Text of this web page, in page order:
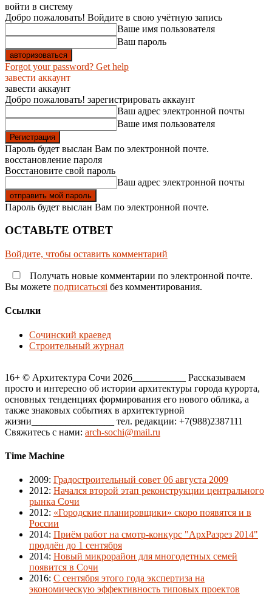
войти в систему
Добро пожаловать! Войдите в свою учётную запись
Ваше имя пользователя
Ваш пароль
Forgot your password? Get help
завести аккаунт
завести аккаунт
Добро пожаловать! зарегистрировать аккаунт
Ваш адрес электронной почты
Ваше имя пользователя
Пароль будет выслан Вам по электронной почте.
восстановление пароля
Восстановите свой пароль
Ваш адрес электронной почты
Пароль будет выслан Вам по электронной почте.
ОСТАВЬТЕ ОТВЕТ
Войдите, чтобы оставить комментарий
Получать новые комментарии по электронной почте.
Вы можете подписатьсяi без комментирования.
Ссылки
Сочинский краевед
Строительный журнал
16+ © Архитектура Сочи 2026___________ Рассказываем
просто и интересно об истории архитектуры города курорта,
основных тенденциях формирования его нового облика, а
также знаковых событиях в архитектурной
жизни_________________ тел. редакции: +7(988)2387111
Свяжитесь с нами: arch-sochi@mail.ru
Time Machine
2009: Градостроительный совет 06 августа 2009
2012: Начался второй этап реконструкции центрального
рынка Сочи
2012: «Городские планировщики» скоро появятся и в
России
2014: Приём работ на смотр-конкурс "АрхРазрез 2014"
продлён до 1 сентября
2014: Новый микрорайон для многодетных семей
появится в Сочи
2016: С сентября этого года экспертиза на
экономическую эффективность типовых проектов